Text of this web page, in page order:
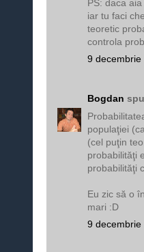
PS: daca
iar tu faci
teoretic
controla
9
Bogdan
populaţiei
(cel puţin
probabilităţi
probabilităţi
Eu zic să o
mari :D
9